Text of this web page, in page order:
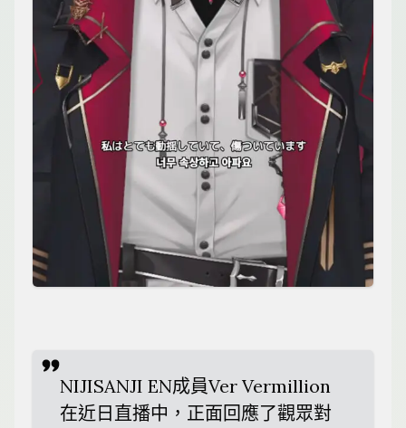
NIJISANJI EN成員Ver Vermillion
在近日直播中，正面回應了觀眾對